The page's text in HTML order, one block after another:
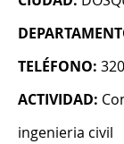
TELÉFONO:
ACTIVIDAD:
ingenieria civil